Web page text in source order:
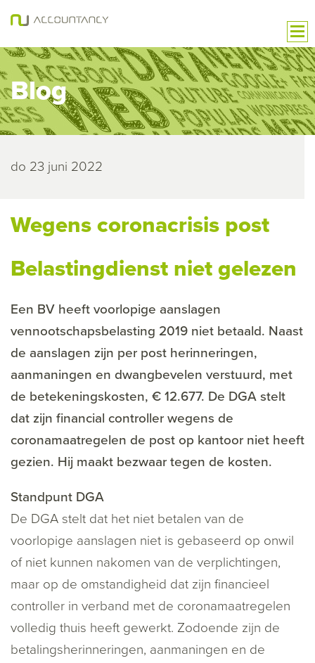
Blog
do 23 juni 2022
Wegens coronacrisis post
Belastingdienst niet gelezen
Een BV heeft voorlopige aanslagen
vennootschapsbelasting 2019 niet betaald. Naast
de aanslagen zijn per post herinneringen,
aanmaningen en dwangbevelen verstuurd, met
de betekeningskosten, € 12.677. De DGA stelt
dat zijn financial controller wegens de
coronamaatregelen de post op kantoor niet heeft
gezien. Hij maakt bezwaar tegen de kosten.
Standpunt DGA
De DGA stelt dat het niet betalen van de
voorlopige aanslagen niet is gebaseerd op onwil
of niet kunnen nakomen van de verplichtingen,
maar op de omstandigheid dat zijn financieel
controller in verband met de coronamaatregelen
volledig thuis heeft gewerkt. Zodoende zijn de
betalingsherinneringen, aanmaningen en de